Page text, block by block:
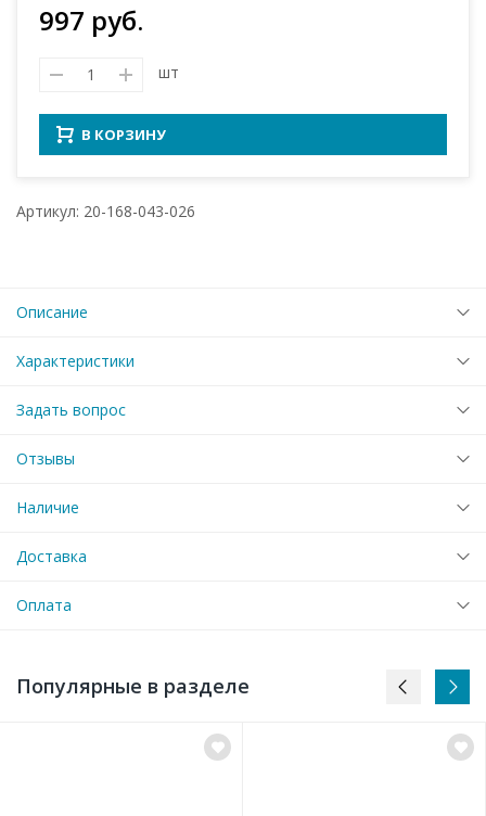
997 руб.
шт
В КОРЗИНУ
Артикул: 20-168-043-026
Описание
Характеристики
Задать вопрос
Отзывы
Наличие
Доставка
Оплата
Популярные в разделе